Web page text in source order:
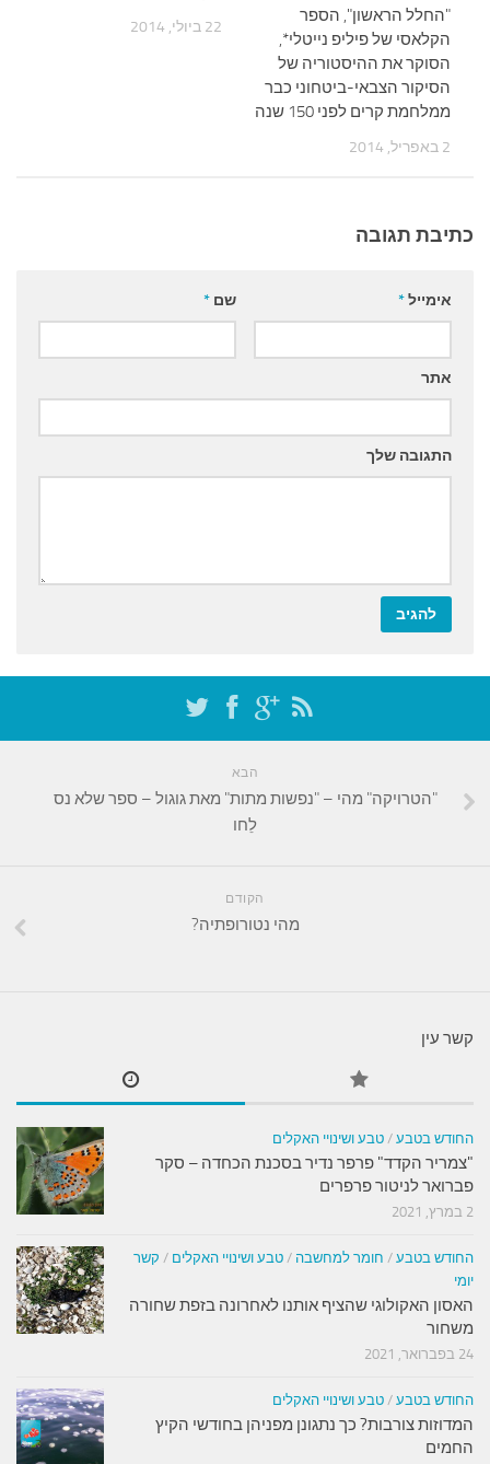
22 ביולי, 2014
"החלל הראשון", הספר
הקלאסי של פיליפ נייטלי*,
הסוקר את ההיסטוריה של
הסיקור הצבאי-ביטחוני כבר
ממלחמת קרים לפני 150 שנה
2 באפריל, 2014
כתיבת תגובה
שם * אימייל*
אתר
התגובה שלך
הבא
"הטרויקה" מהי – "נפשות מתות" מאת גוגול – ספר שלא נס
לֵחו
הקודם
מהי נטורופתיה?
קשר עין
החודש בטבע / טבע ושינויי האקלים
"צמריר הקדד" פרפר נדיר בסכנת הכחדה – סקר
פברואר לניטור פרפרים
2 במרץ, 2021
החודש בטבע / חומר למחשבה / טבע ושינויי האקלים / קשר
יומי
האסון האקולוגי שהציף אותנו לאחרונה בזפת שחורה
משחור
24 בפברואר, 2021
החודש בטבע / טבע ושינויי האקלים
המדוזות צורבות? כך נתגונן מפניהן בחודשי הקיץ
החמים